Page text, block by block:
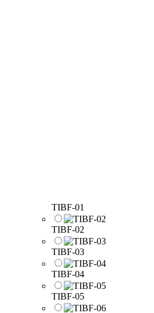
TIBF-01
TIBF-02
TIBF-03
TIBF-04
TIBF-05